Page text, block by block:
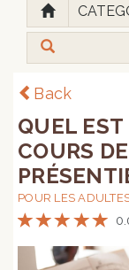
Back
QUEL
COURS
POUR LES